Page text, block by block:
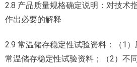
2.8 产品质量规格确定说明：对技术
作出必要的解释
2.9 常温储存稳定性试验资料：（1
常温储存稳定性试验资料；（2）不